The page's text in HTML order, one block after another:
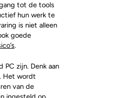
tot de tools
hun werk te
is niet alleen
goede
.
PC zijn. Denk aan
Het wordt
van de